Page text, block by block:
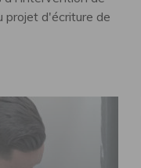
projet d'écriture de